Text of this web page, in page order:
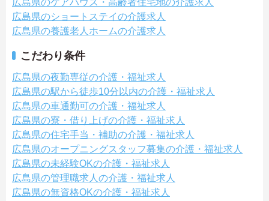
広島県のケアハウス・高齢者住宅地の介護求人
広島県のショートステイの介護求人
広島県の養護老人ホームの介護求人
こだわり条件
広島県の夜勤専従の介護・福祉求人
広島県の駅から徒歩10分以内の介護・福祉求人
広島県の車通勤可の介護・福祉求人
広島県の寮・借り上げの介護・福祉求人
広島県の住宅手当・補助の介護・福祉求人
広島県のオープニングスタッフ募集の介護・福祉求人
広島県の未経験OKの介護・福祉求人
広島県の管理職求人の介護・福祉求人
広島県の無資格OKの介護・福祉求人